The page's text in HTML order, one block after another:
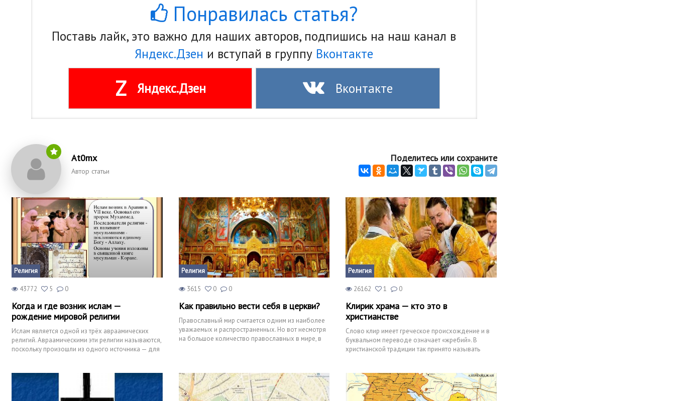
Понравилась статья?
Поставь лайк, это важно для наших авторов, подпишись на наш канал в
Яндекс.Дзен и вступай в группу Вконтакте
Z Яндекс.Дзен Вконтакте
At0mx
Автор статьи
Поделитесь или сохраните
Религия
43772 5 0
Когда и где возник ислам —
рождение мировой религии
Ислам является одной из трёх авраамических
религий. Авраамическими эти религии называются,
поскольку произошли из одного источника — для
Религия
3615 0 0
Как правильно вести себя в церкви?
Православный мир считается одним из наиболее
уважаемых и распространенных. Но вот несмотря
на большое количество православных в мире, в
Религия
26162 1 0
Клирик храма — кто это в
христианстве
Слово клир имеет греческое происхождение и в
буквальном переводе означает «жребий». В
христианской традиции так принято называть